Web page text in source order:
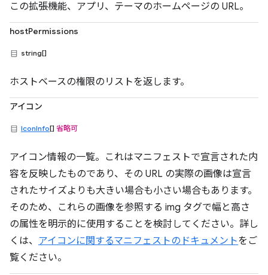
この拡張機能、アプリ、テーマのホームページの URL。
hostPermissions
string[]
ホストベースの権限のリストを返します。
アイコン
IconInfo[] 省略可
アイコン情報の一覧。これはマニフェストで宣言された内
容を反映したものであり、その URL の実際の画像は宣言
されたサイズよりも大きい場合も小さい場合もあります。
そのため、これらの画像を参照する img タグで幅と高さ
の属性を明示的に使用することを検討してください。詳し
くは、 アイコンに関するマニフェストのドキュメントをご
覧ください。